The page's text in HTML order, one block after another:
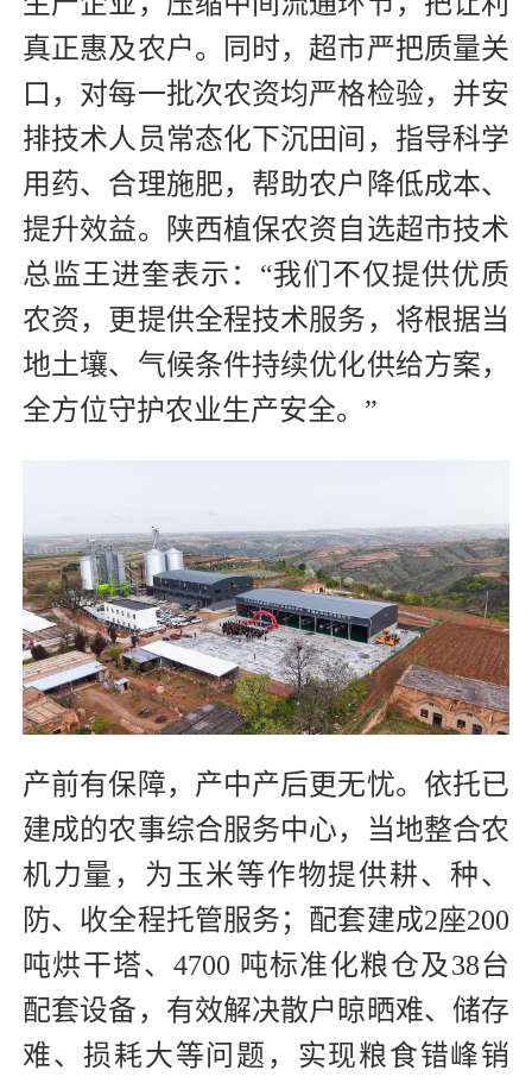
真正惠及农户。同时，超市严把质量关
口，对每一批次农资均严格检验，并安
排技术人员常态化下沉田间，指导科学
用药、合理施肥，帮助农户降低成本、
提升效益。陕西植保农资自选超市技术
总监王进奎表示：“我们不仅提供优质
农资，更提供全程技术服务，将根据当
地土壤、气候条件持续优化供给方案，
全方位守护农业生产安全。”
产前有保障，产中产后更无忧。依托已
建成的农事综合服务中心，当地整合农
机力量，为玉米等作物提供耕、种、
防、收全程托管服务；配套建成2座200
吨烘干塔、4700 吨标准化粮仓及38台
配套设备，有效解决散户晾晒难、储存
难、损耗大等问题，实现粮食错峰销